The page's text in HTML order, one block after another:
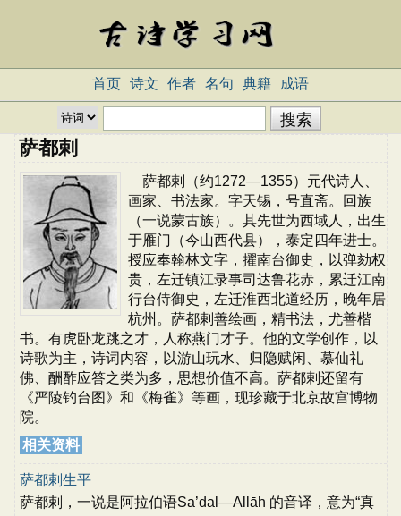
首页 诗文 作者 名句 典籍 成语
萨都剌
萨都剌（约1272—1355）元代诗人、
画家、书法家。字天锡，号直斋。回族
（一说蒙古族）。其先世为西域人，出生
于雁门（今山西代县），泰定四年进士。
授应奉翰林文字，擢南台御史，以弹劾权
贵，左迁镇江录事司达鲁花赤，累迁江南
行台侍御史，左迁淮西北道经历，晚年居
杭州。萨都剌善绘画，精书法，尤善楷
书。有虎卧龙跳之才，人称燕门才子。他的文学创作，以
诗歌为主，诗词内容，以游山玩水、归隐赋闲、慕仙礼
佛、酬酢应答之类为多，思想价值不高。萨都剌还留有
《严陵钓台图》和《梅雀》等画，现珍藏于北京故宫博物
院。
相关资料
萨都剌生平
萨都剌，一说是阿拉伯语Sa’dal—Allāh 的音译，意为“真